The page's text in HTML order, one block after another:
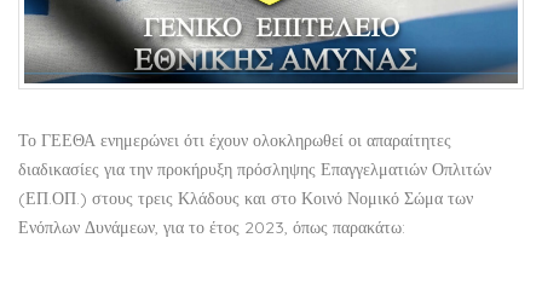
Το ΓΕΕΘΑ ενημερώνει ότι έχουν ολοκληρωθεί οι απαραίτητες
διαδικασίες για την προκήρυξη πρόσληψης Επαγγελματιών Οπλιτών
(ΕΠ.ΟΠ.) στους τρεις Κλάδους και στο Κοινό Νομικό Σώμα των
Ενόπλων Δυνάμεων, για το έτος 2023, όπως παρακάτω: